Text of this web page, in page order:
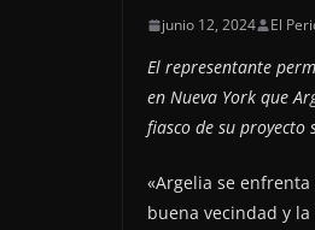
junio 12, 2024 El
El representante
en Nueva York que
fiasco de su proyecto
«Argelia se
buena vecindad y